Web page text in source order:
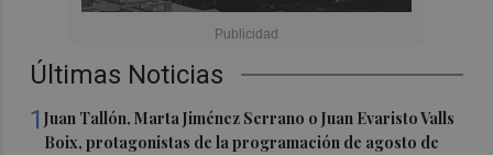
Últimas Noticias
1Juan Tallón, Marta Jiménez Serrano o Juan Evaristo Valls
Boix, protagonistas de la programación de agosto de